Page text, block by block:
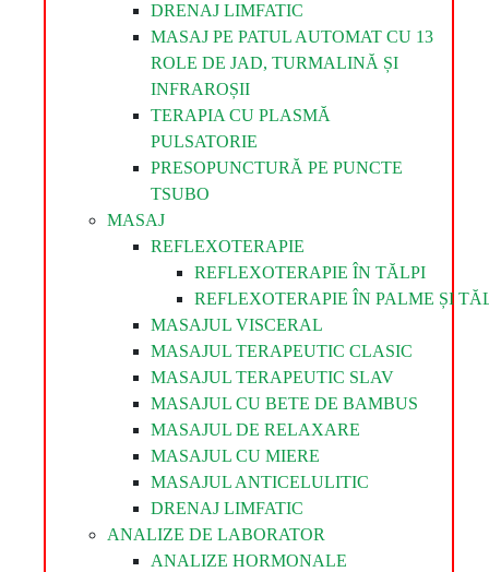
DRENAJ LIMFATIC
MASAJ PE PATUL AUTOMAT CU 13
ROLE DE JAD, TURMALINĂ ȘI
INFRAROȘII
TERAPIA CU PLASMĂ
PULSATORIE
PRESOPUNCTURĂ PE PUNCTE
TSUBO
MASAJ
REFLEXOTERAPIE
REFLEXOTERAPIE ÎN TĂLPI
REFLEXOTERAPIE ÎN PALME ȘI
MASAJUL VISCERAL
MASAJUL TERAPEUTIC CLASIC
MASAJUL TERAPEUTIC SLAV
MASAJUL CU BETE DE BAMBUS
MASAJUL DE RELAXARE
MASAJUL CU MIERE
MASAJUL ANTICELULITIC
DRENAJ LIMFATIC
ANALIZE DE LABORATOR
ANALIZE HORMONALE